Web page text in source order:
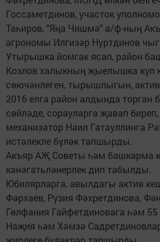
Госсаметдинов, участок
Таһиров, "Яңа Чишмә" а/ф-ның
агрономы Илгизәр Нуртдинов
Утырышка йомгак ясап, район
Козлов халыкның җыелышка күп
сөючәнлеген, тырышлыгын,
2016 елга район алдында торган
сөйләде, сорауларга җавап
механизатор Наил Гатауллинга
истәлекле бүләк тапшырды.
Акъяр АҖ Советы һәм башкарма
канәгатьләнерлек дип табылды.
Юбилярларга, авылдагы актив
Фәрхаев, Рузия Фәхретдинова,
Гөлфания Гайфетдиновага һәм 55
Наҗия һәм Хәмзә